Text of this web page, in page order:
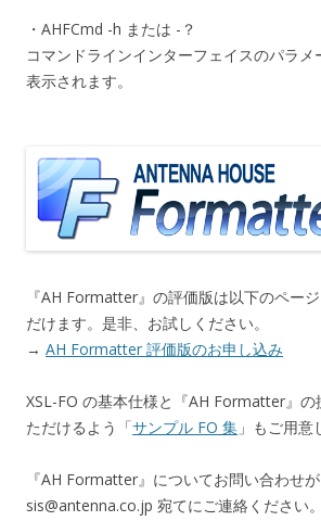
・AHFCmd -h または -？
コマンドラインインターフェイスのパラメ
表示されます。
『AH Formatter』の評価版は以下のペー
だけます。是非、お試しください。
→ AH Formatter 評価版のお申し込み
XSL-FO の基本仕様と『AH Formatter』
ただけるよう「サンプル FO 集 」もご用意
『AH Formatter』についてお問い合わせ
sis@antenna.co.jp 宛てにご連絡ください。